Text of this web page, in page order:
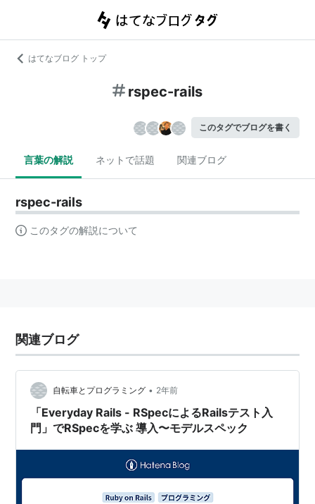
はてなブログ トップ
rspec-rails
このタグでブログを書く
言葉の解説 ネットで話題 関連ブログ
rspec-rails
このタグの解説について
関連ブログ
自転車とプログラミング • 2年前
「Everyday Rails - RSpecによるRailsテスト入
門」でRSpecを学ぶ 導入〜モデルスペック